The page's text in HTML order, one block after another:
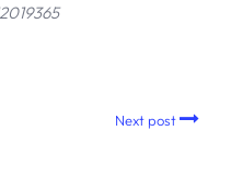
Next post